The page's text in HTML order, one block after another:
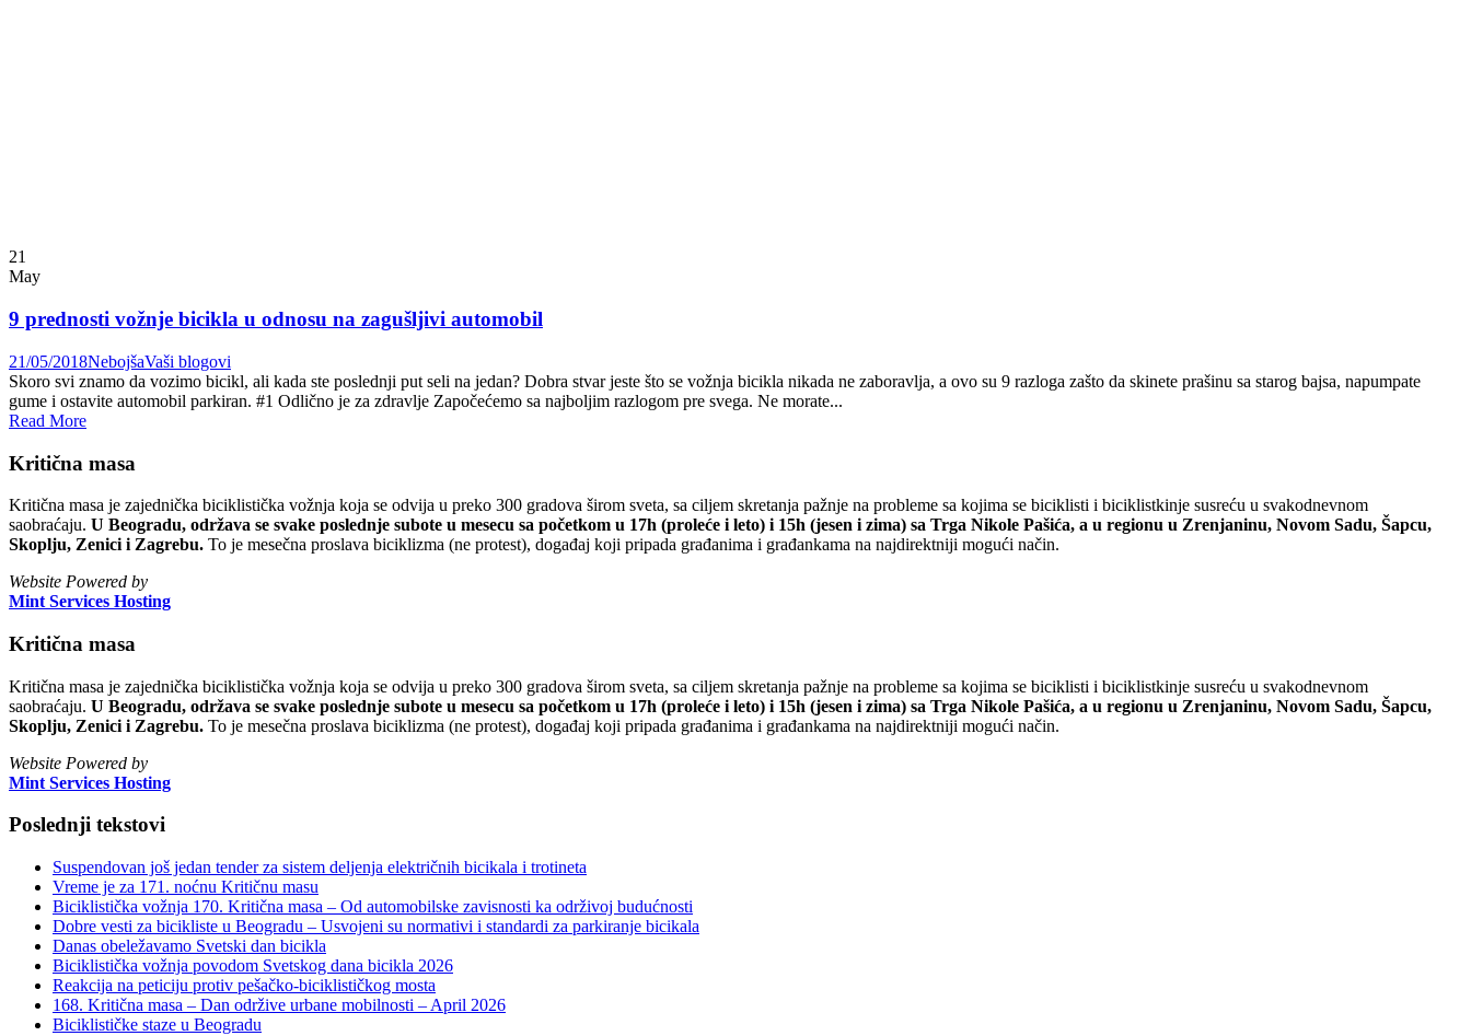
21
May
9 prednosti vožnje bicikla u odnosu na zagušljivi automobil
21/05/2018NebojšaVaši blogovi
Skoro svi znamo da vozimo bicikl, ali kada ste poslednji put seli na jedan? Dobra stvar jeste što se vožnja bicikla nikada ne zaboravlja, a ovo su 9 razloga zašto da skinete prašinu sa starog bajsa, napumpate
gume i ostavite automobil parkiran. #1 Odlično je za zdravlje Započećemo sa najboljim razlogom pre svega. Ne morate...
Read More
Kritična masa
Kritična masa je zajednička biciklistička vožnja koja se odvija u preko 300 gradova širom sveta, sa ciljem skretanja pažnje na probleme sa kojima se biciklisti i biciklistkinje susreću u svakodnevnom
saobraćaju. U Beogradu, održava se svake poslednje subote u mesecu sa početkom u 17h (proleće i leto) i 15h (jesen i zima) sa Trga Nikole Pašića, a u regionu u Zrenjaninu, Novom Sadu, Šapcu,
Skoplju, Zenici i Zagrebu. To je mesečna proslava biciklizma (ne protest), događaj koji pripada građanima i građankama na najdirektniji mogući način.
Website Powered by
Mint Services Hosting
Kritična masa
Kritična masa je zajednička biciklistička vožnja koja se odvija u preko 300 gradova širom sveta, sa ciljem skretanja pažnje na probleme sa kojima se biciklisti i biciklistkinje susreću u svakodnevnom
saobraćaju. U Beogradu, održava se svake poslednje subote u mesecu sa početkom u 17h (proleće i leto) i 15h (jesen i zima) sa Trga Nikole Pašića, a u regionu u Zrenjaninu, Novom Sadu, Šapcu,
Skoplju, Zenici i Zagrebu. To je mesečna proslava biciklizma (ne protest), događaj koji pripada građanima i građankama na najdirektniji mogući način.
Website Powered by
Mint Services Hosting
Poslednji tekstovi
Suspendovan još jedan tender za sistem deljenja električnih bicikala i trotineta
Vreme je za 171. noćnu Kritičnu masu
Biciklistička vožnja 170. Kritična masa – Od automobilske zavisnosti ka održivoj budućnosti
Dobre vesti za bicikliste u Beogradu – Usvojeni su normativi i standardi za parkiranje bicikala
Danas obeležavamo Svetski dan bicikla
Biciklistička vožnja povodom Svetskog dana bicikla 2026
Reakcija na peticiju protiv pešačko-biciklističkog mosta
168. Kritična masa – Dan održive urbane mobilnosti – April 2026
Biciklističke staze u Beogradu